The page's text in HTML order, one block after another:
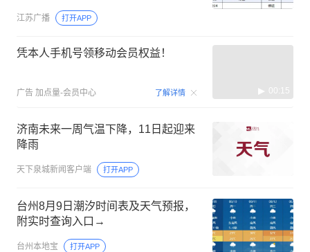
江苏广播 打开APP
凭本人手机号领移动会员权益！
广告 加点量-会员中心 了解详情 00:15
济南未来一周气温下降，11日起迎来
降雨
天下泉城新闻客户端 打开APP
台州8月9日潮汐时间表及天气预报，
附实时查询入口→
台州本地宝 打开APP